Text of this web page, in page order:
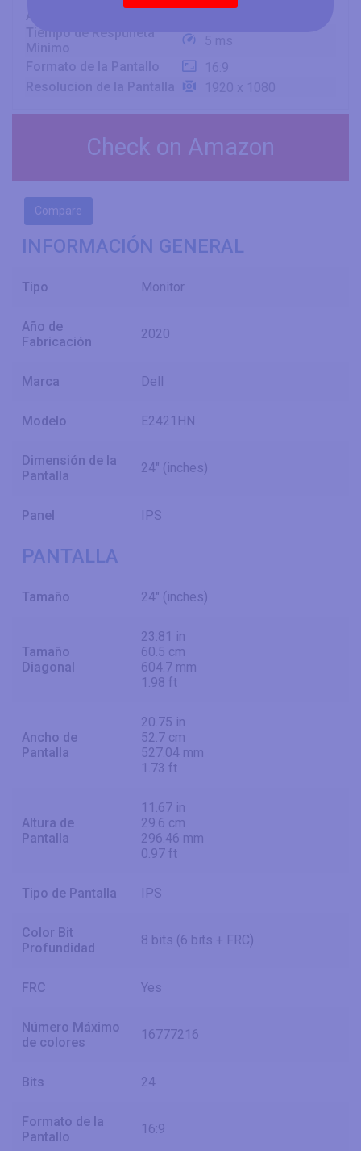
Actualización
76 Hz
Formato de la Pantallo
16:9
Check on Amazon
Compare
INFORMACIÓN GENERAL
Tipo Monitor
Año de
Fabricación
2020
Marca Dell
Modelo E2421HN
Dimensión de la
Pantalla
24" (inches)
Panel IPS
PANTALLA
Tamaño 24" (inches)
Tamaño
Diagonal
23.81 in
60.5 cm
604.7 mm
1.98 ft
Ancho de
Pantalla
20.75 in
52.7 cm
527.04 mm
1.73 ft
Altura de
Pantalla
11.67 in
29.6 cm
296.46 mm
0.97 ft
Tipo de Pantalla IPS
Color Bit
Profundidad
8 bits (6 bits + FRC)
FRC Yes
Número Máximo
de colores
16777216
Bits 24
Formato de la
Pantallo
16:9